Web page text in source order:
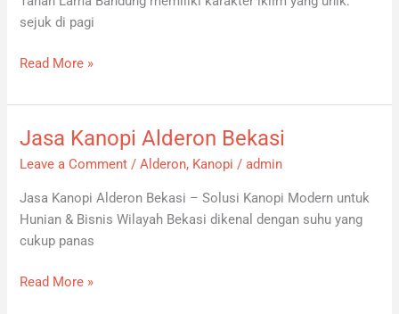
sejuk di pagi
Read More »
Jasa Kanopi Alderon Bekasi
Leave a Comment /Alderon, Kanopi /admin
Jasa Kanopi Alderon Bekasi – Solusi Kanopi Modern untuk
Hunian & Bisnis Wilayah Bekasi dikenal dengan suhu yang
cukup panas
Jasa
Kanopi
Bekasi
Read More »